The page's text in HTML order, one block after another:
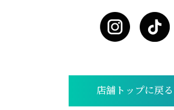
店舗トップに戻る